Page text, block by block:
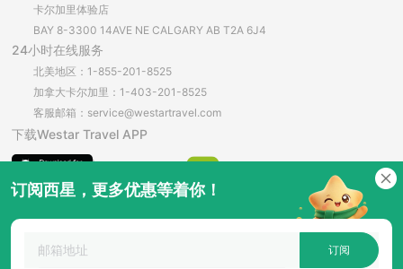
卡尔加里体验店
BAY 8-3300 14AVE NE CALGARY AB T2A 6J4
24小时在线服务
北美地区：1-855-201-8525
加拿大卡尔加里：1-403-201-8525
客服邮箱：service@westartravel.com
下载Westar Travel APP
安卓直接下载
订阅西星，更多优惠等着你！
订阅